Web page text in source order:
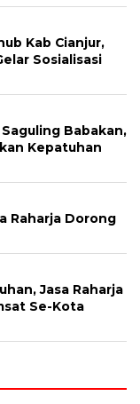
Kab Cianjur,
Sosialisasi
Babakan,
Kepatuhan
Raharja Dorong
Jasa Raharja
Se-Kota